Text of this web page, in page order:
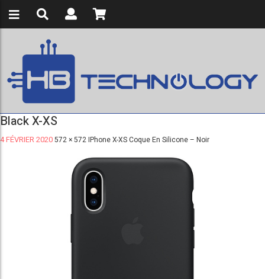
Black X-XS
4 FÉVRIER 2020572 × 572IPhone X-XS Coque En Silicone – Noir